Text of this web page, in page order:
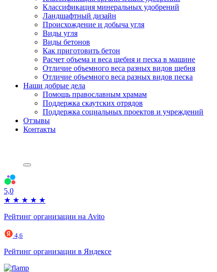
Классификация минеральных удобрений
Ландшафтный дизайн
Происхождение и добыча угля
Виды угля
Виды бетонов
Как приготовить бетон
Расчет объема и веса щебня и песка в машине
Отличие объемного веса разных видов щебня
Отличие объемного веса разных видов песка
Наши добрые дела
Помощь православным храмам
Поддержка скаутских отрядов
Поддержка социальных проектов и учреждений
Отзывы
Контакты
5,0
★ ★ ★ ★ ★
Рейтинг организации на Avito
4,6
Рейтинг организации в Яндексе